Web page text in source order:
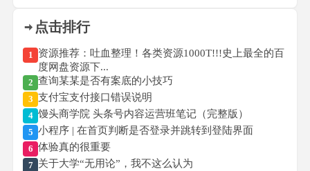
点击排行
1 资源推荐：吐血整理！各类资源1000T!!!史上最全的百
度网盘资源下...
2 查询某某是否有案底的小技巧
3 支付宝支付接口错误说明
4 馒头商学院 头条号内容运营班笔记（完整版）
5 小程序 | 在首页判断是否登录并跳转到登陆界面
6 体验真的很重要
7 关于大学“无用论”，我不这么认为